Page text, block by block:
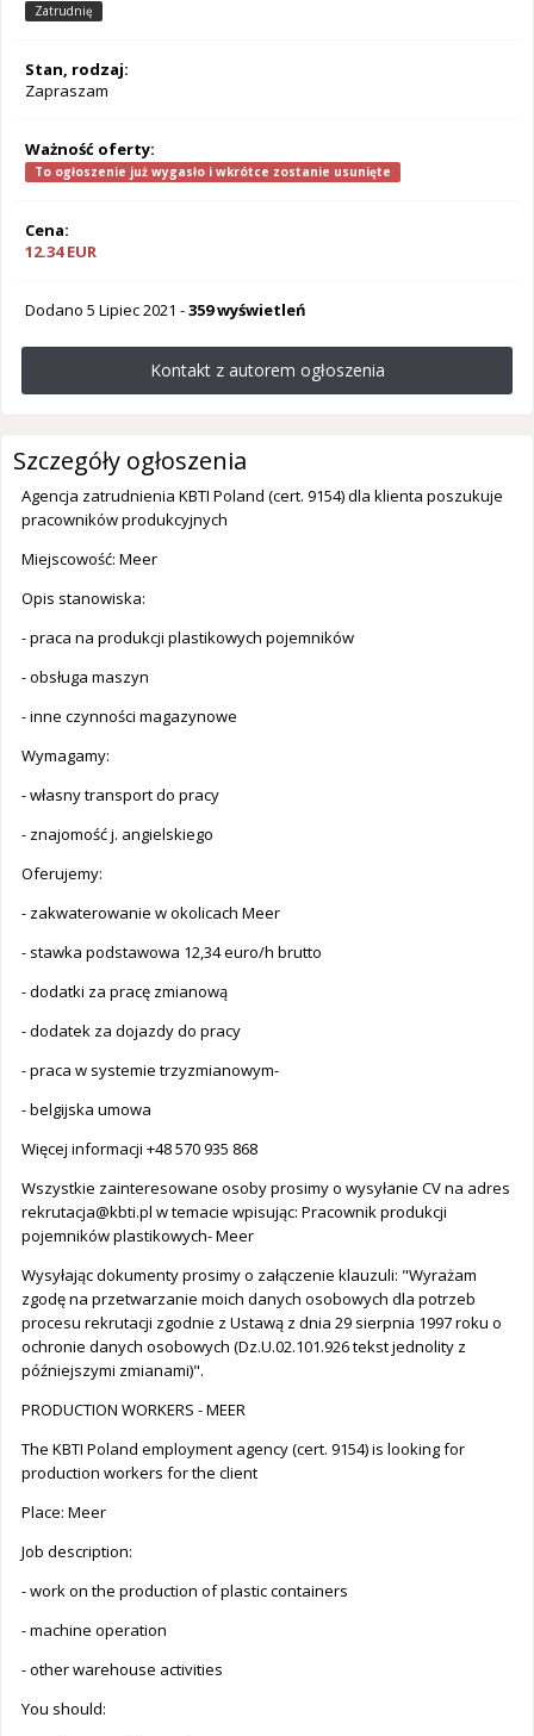
Zatrudnię
Stan, rodzaj:
Zapraszam
Ważność oferty:
To ogłoszenie już wygasło i wkrótce zostanie usunięte
Cena:
12.34 EUR
Dodano 5 Lipiec 2021 -359 wyświetleń
Kontakt z autorem ogłoszenia
Szczegóły ogłoszenia
Agencja zatrudnienia KBTI Poland (cert. 9154) dla klienta poszukuje
pracowników produkcyjnych
Miejscowość: Meer
Opis stanowiska:
- praca na produkcji plastikowych pojemników
- obsługa maszyn
- inne czynności magazynowe
Wymagamy:
- własny transport do pracy
- znajomość j. angielskiego
Oferujemy:
- zakwaterowanie w okolicach Meer
- stawka podstawowa 12,34 euro/h brutto
- dodatki za pracę zmianową
- dodatek za dojazdy do pracy
- praca w systemie trzyzmianowym-
- belgijska umowa
Więcej informacji +48 570 935 868
Wszystkie zainteresowane osoby prosimy o wysyłanie CV na adres
rekrutacja@kbti.pl w temacie wpisując: Pracownik produkcji
pojemników plastikowych- Meer
Wysyłając dokumenty prosimy o załączenie klauzuli: "Wyrażam
zgodę na przetwarzanie moich danych osobowych dla potrzeb
procesu rekrutacji zgodnie z Ustawą z dnia 29 sierpnia 1997 roku o
ochronie danych osobowych (Dz.U.02.101.926 tekst jednolity z
późniejszymi zmianami)".
PRODUCTION WORKERS - MEER
The KBTI Poland employment agency (cert. 9154) is looking for
production workers for the client
Place: Meer
Job description:
- work on the production of plastic containers
- machine operation
- other warehouse activities
You should: